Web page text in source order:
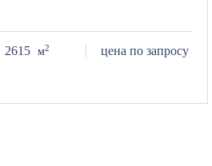
цена по запросу
2615 м2